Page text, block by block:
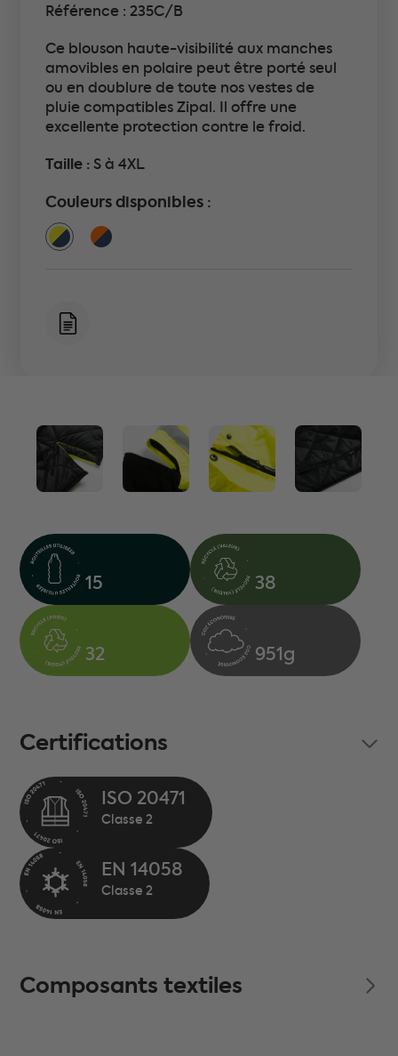
Référence : 235C/B
Ce blouson haute-visibilité aux manches
amovibles en polaire peut être porté seul
ou en doublure de toute nos vestes de
pluie compatibles Zipal. Il offre une
excellente protection contre le froid.
Taille :S à 4XL
Couleurs disponibles :
15 38
32 951g
Certifications
ISO 20471
EN 14058
Composants textiles